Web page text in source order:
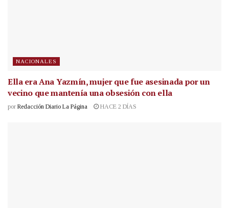
NACIONALES
Ella era Ana Yazmín, mujer que fue asesinada por un
vecino que mantenía una obsesión con ella
por Redacción Diario La Página HACE 2 DÍAS